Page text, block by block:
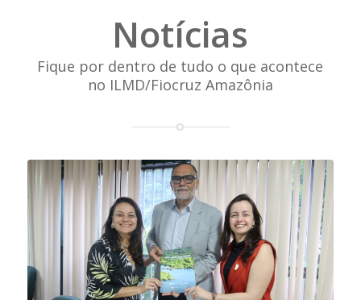
Notícias
Fique por dentro de tudo o que acontece
no ILMD/Fiocruz Amazônia